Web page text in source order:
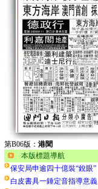
第B06版： 港聞
本版標題導航
保安局申逾四十億裝“銳眼”
白皮書具一錘定音指導意義